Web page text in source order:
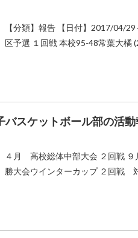
【分類】報告 【日付】2017/04/
区予選 １回戦 本校95-48常葉大橘
バスケットボール部の活
４月 高校総体中部大会 ２回戦
勝大会ウインターカップ ２回戦